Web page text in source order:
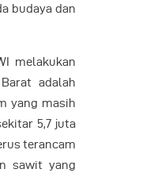
budaya dan
melakukan
adalah
yang masih
5,7 juta
terancam
sawit yang